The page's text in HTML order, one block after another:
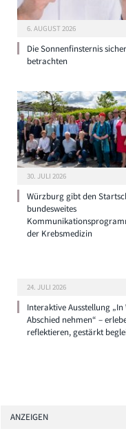
6. AUGUST 2026
Die Sonnenfinsternis sicher
betrachten
30. JULI 2026
Würzburg gibt den
bundesweites
der Krebsmedizin
24. JULI 2026
Interaktive Ausstellung „In
Abschied nehmen“ –
reflektieren, gestärkt
ANZEIGEN